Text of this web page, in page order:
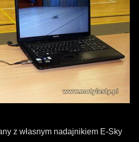
z własnym nadajnikiem E-Sky